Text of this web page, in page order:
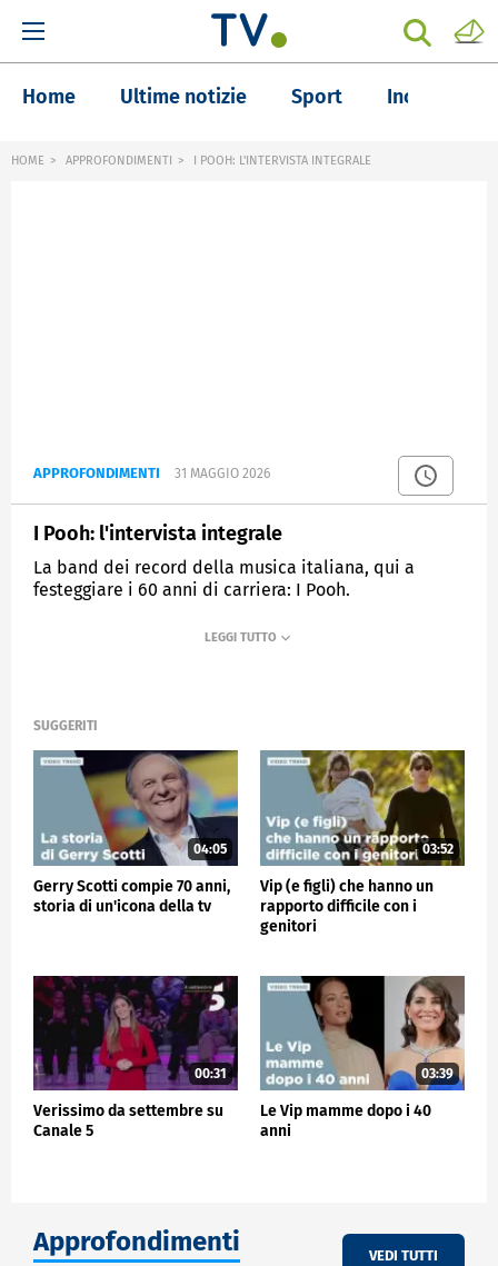
Home Ultime notizie Sport Inchieste
HOME APPROFONDIMENTI I POOH: L'INTERVISTA INTEGRALE
APPROFONDIMENTI 31 MAGGIO 2026
I Pooh: l'intervista integrale
La band dei record della musica italiana, qui a
festeggiare i 60 anni di carriera: I Pooh.
VERISSIMO
SUGGERITI
04:05
Gerry Scotti compie 70 anni,
storia di un'icona della tv
03:52
Vip (e figli) che hanno un
rapporto difficile con i
genitori
00:31
Verissimo da settembre su
Canale 5
03:39
Le Vip mamme dopo i 40
anni
Approfondimenti VEDI TUTTI